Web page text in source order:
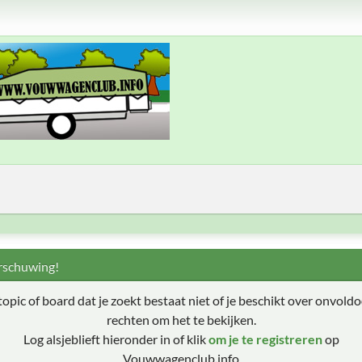
of board dat je zoekt bestaat niet of je beschikt over
rechten om het te bekijken.
Log alsjeblieft hieronder in of klikom je te registrerenop
Vouwwagenclub.info